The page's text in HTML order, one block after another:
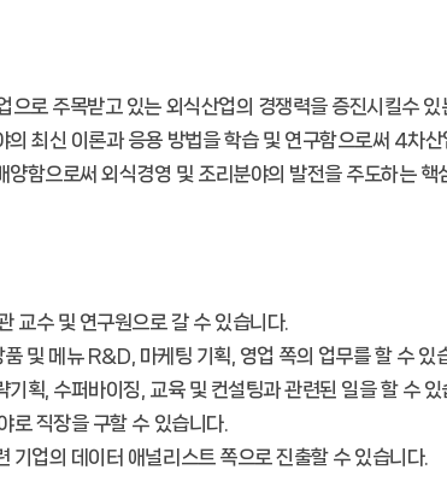
으로 주목받고 있는 외식산업의 경쟁력을 증진시킬수
의 최신 이론과 응용 방법을 학습 및 연구함으로써 4차
양함으로써 외식경영 및 조리분야의 발전을 주도하는 핵
교수 및 연구원으로 갈 수 있습니다.
및 메뉴 R&D, 마케팅 기획, 영업 쪽의 업무를 할 수 있
획, 수퍼바이징, 교육 및 컨설팅과 관련된 일을 할 수 있
로 직장을 구할 수 있습니다.
기업의 데이터 애널리스트 쪽으로 진출할 수 있습니다.